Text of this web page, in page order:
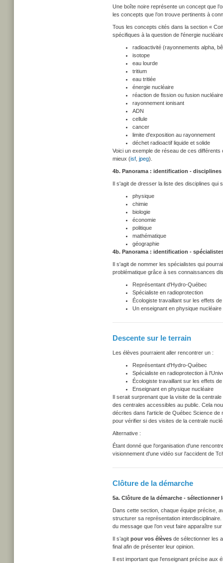
Une boîte noire représente un concept que
les concepts que l’on trouve pertinents à
Tous les concepts cités dans la section «
spécifiques à la question de l'énergie
radioactivité (rayonnements alpha,
isotope
eau lourde
tritium
eau tritiée
énergie nucléaire
réaction de fission ou fusion nucléaire
rayonnement ionisant
ADN
cellule
cancer
limite d'exposition au rayonnement
déchet radioactif liquide et solide
Voici un exemple de réseau de ces
mieux (isf jpeg).
4b. Panorama : identification - disciplines
Il s'agit de dresser la liste des disciplines qui
physique
chimie
biologie
économie
politique
mathématique
géographie
4b. Panorama : identification -
Il s'agit de nommer les spécialistes qui
problématique grâce à ses connaissances
Représentant d'Hydro-Québec
Spécialiste en radioprotection
Écologiste travaillant sur les effets
Un enseignant en physique nucléaire
Descente sur le terrain
Les élèves pourraient aller rencontrer un :
Représentant d'Hydro-Québec
Spécialiste en radioprotection à
Écologiste travaillant sur les effets
Enseignant en physique nucléaire
Il serait surprenant que la visite de la
des centrales accessibles au public. Cela
décrites dans l'article de Québec Science
pour vérifier si des visites de la centrale
Alternative :
Étant donné que l'organisation d'une
visionnement d'une vidéo sur l'accident de
Clôture de la démarche
5a. Clôture de la démarche -
Dans cette section, chaque équipe précise,
structurer sa représentation
du message que l’on veut faire apparaître
Il s’agit pour vos élèves de sélectionner les
final afin de présenter leur opinion.
Il est important que l'enseignant précise